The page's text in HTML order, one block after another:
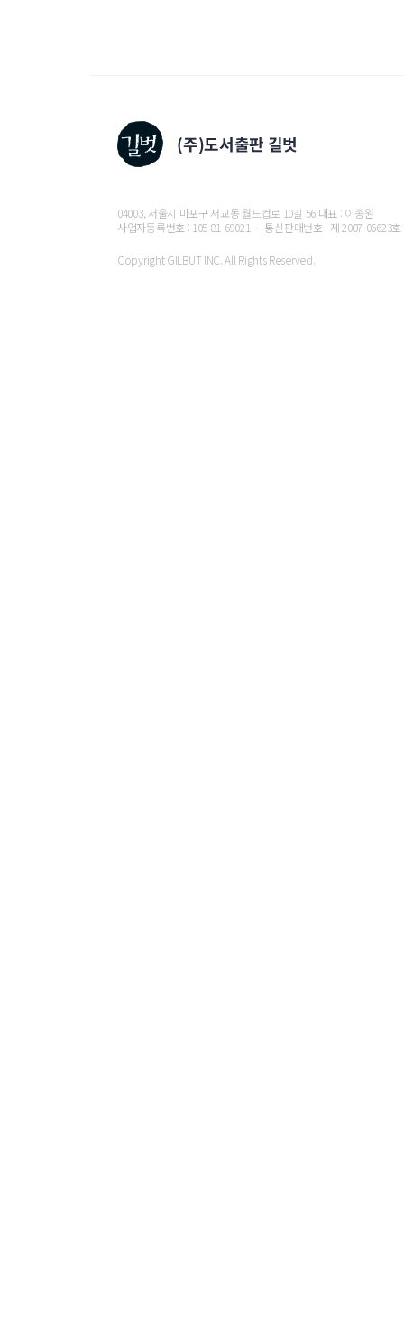
04003, 서울시 마포구 서교동 월드컵로 10길 56 대표 : 이종원
사업자등록번호 : 105-81-69021 ㆍ 통신판매번호 : 제 2007-06623호
Copyright GILBUT INC. All Rights Reserved.